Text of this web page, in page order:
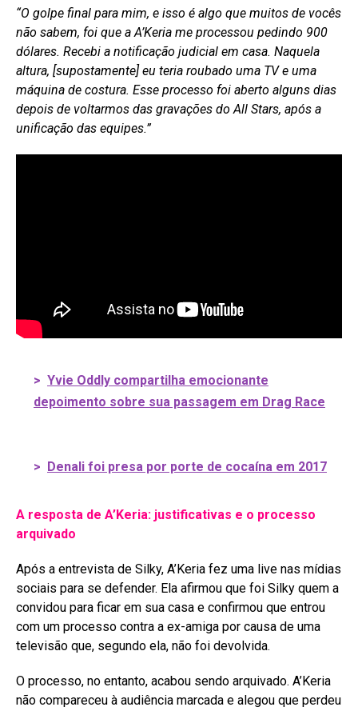
“O golpe final para mim, e isso é algo que muitos de vocês
não sabem, foi que a A’Keria me processou pedindo 900
dólares. Recebi a notificação judicial em casa. Naquela
altura, [supostamente] eu teria roubado uma TV e uma
máquina de costura. Esse processo foi aberto alguns dias
depois de voltarmos das gravações do All Stars, após a
unificação das equipes.”
> Yvie Oddly compartilha emocionante
depoimento sobre sua passagem em Drag Race
> Denali foi presa por porte de cocaína em 2017
A resposta de A’Keria: justificativas e o processo
arquivado
Após a entrevista de Silky, A’Keria fez uma live nas mídias
sociais para se defender. Ela afirmou que foi Silky quem a
convidou para ficar em sua casa e confirmou que entrou
com um processo contra a ex-amiga por causa de uma
televisão que, segundo ela, não foi devolvida.
O processo, no entanto, acabou sendo arquivado. A’Keria
não compareceu à audiência marcada e alegou que perdeu